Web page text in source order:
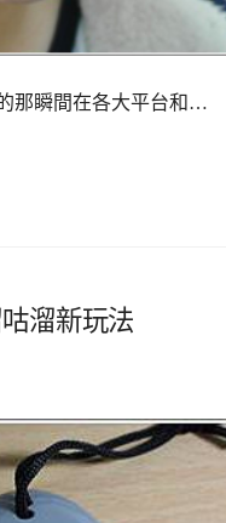
那瞬間在各大平台和…
溜新玩法